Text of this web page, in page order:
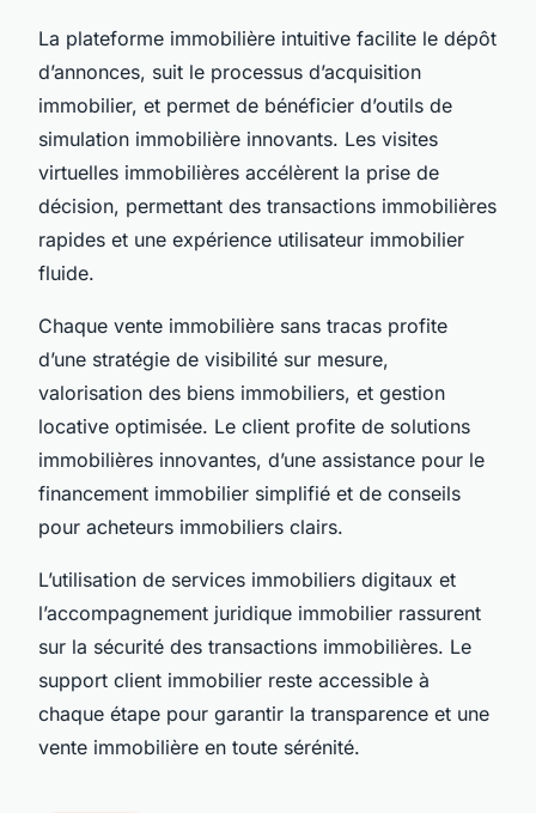
La plateforme immobilière intuitive facilite le dépôt
d’annonces, suit le processus d’acquisition
immobilier, et permet de bénéficier d’outils de
simulation immobilière innovants. Les visites
virtuelles immobilières accélèrent la prise de
décision, permettant des transactions immobilières
rapides et une expérience utilisateur immobilier
fluide.
Chaque vente immobilière sans tracas profite
d’une stratégie de visibilité sur mesure,
valorisation des biens immobiliers, et gestion
locative optimisée. Le client profite de solutions
immobilières innovantes, d’une assistance pour le
financement immobilier simplifié et de conseils
pour acheteurs immobiliers clairs.
L’utilisation de services immobiliers digitaux et
l’accompagnement juridique immobilier rassurent
sur la sécurité des transactions immobilières. Le
support client immobilier reste accessible à
chaque étape pour garantir la transparence et une
vente immobilière en toute sérénité.